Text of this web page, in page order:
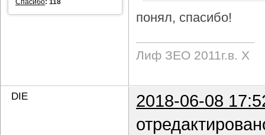
понял, спасибо!
Лиф ЗЕО 2011г.в. Х
DIE
2018-06-08